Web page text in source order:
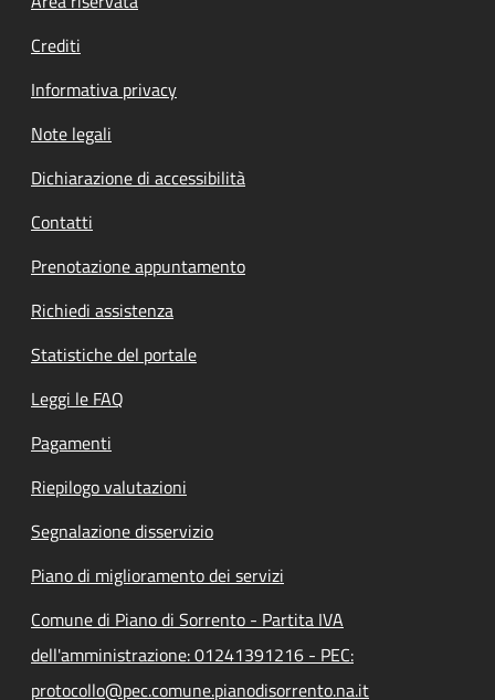
Crediti
Informativa privacy
Note legali
Dichiarazione di accessibilità
Contatti
Prenotazione appuntamento
Richiedi assistenza
Statistiche del portale
Leggi le FAQ
Pagamenti
Riepilogo valutazioni
Segnalazione disservizio
Piano di miglioramento dei servizi
Comune di Piano di Sorrento - Partita IVA
dell'amministrazione: 01241391216 - PEC:
protocollo@pec.comune.pianodisorrento.na.it